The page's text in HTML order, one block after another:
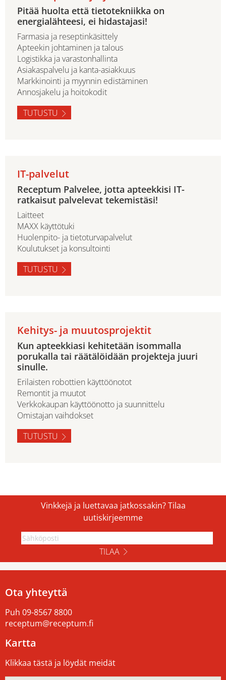
Pitää huolta että tietotekniikka on
energialähteesi, ei hidastajasi!
Farmasia ja reseptinkäsittely
Apteekin johtaminen ja talous
Logistikka ja varastonhallinta
Asiakaspalvelu ja kanta-asiakkuus
Markkinointi ja myynnin edistäminen
Annosjakelu ja hoitokodit
TUTUSTU
IT-palvelut
Receptum Palvelee, jotta apteekkisi IT-
ratkaisut palvelevat tekemistäsi!
Laitteet
MAXX käyttötuki
Huolenpito- ja tietoturvapalvelut
Koulutukset ja konsultointi
TUTUSTU
Kehitys- ja muutosprojektit
Kun apteekkiasi kehitetään isommalla
porukalla tai räätälöidään projekteja juuri
sinulle.
Erilaisten robottien käyttöönotot
Remontit ja muutot
Verkkokaupan käyttöönotto ja suunnittelu
Omistajan vaihdokset
TUTUSTU
Vinkkejä ja luettavaa jatkossakin? Tilaa
uutiskirjeemme
TILAA
Ota yhteyttä
Puh 09-8567 8800
receptum@receptum.fi
Kartta
Klikkaa tästä ja löydät meidät